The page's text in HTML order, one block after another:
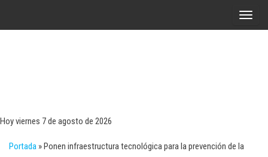
A
Hoy viernes 7 de agosto de 2026
Portada »Ponen infraestructura tecnológica para la prevención de la